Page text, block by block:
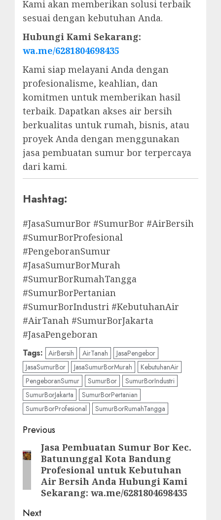
Kami akan memberikan solusi terbaik
sesuai dengan kebutuhan Anda.
Hubungi Kami Sekarang:
wa.me/6281804698435
Kami siap melayani Anda dengan
profesionalisme, keahlian, dan
komitmen untuk memberikan hasil
terbaik. Dapatkan akses air bersih
berkualitas untuk rumah, bisnis, atau
proyek Anda dengan menggunakan
jasa pembuatan sumur bor terpercaya
dari kami.
Hashtag:
#JasaSumurBor #SumurBor #AirBersih
#SumurBorProfesional
#PengeboranSumur
#JasaSumurBorMurah
#SumurBorRumahTangga
#SumurBorPertanian
#SumurBorIndustri #KebutuhanAir
#AirTanah #SumurBorJakarta
#JasaPengeboran
Tags: AirBersih AirTanah
JasaPengebor
JasaSumurBor
JasaSumurBorMurah
KebutuhanAir
PengeboranSumur
SumurBor
SumurBorIndustri
SumurBorJakarta
SumurBorPertanian
SumurBorProfesional
SumurBorRumahTangga
Post
navigation
Previous
Previous
post:
Jasa Pembuatan Sumur Bor Kec.
Batununggal Kota Bandung
Profesional untuk Kebutuhan
Air Bersih Anda Hubungi Kami
Sekarang: wa.me/6281804698435
Next